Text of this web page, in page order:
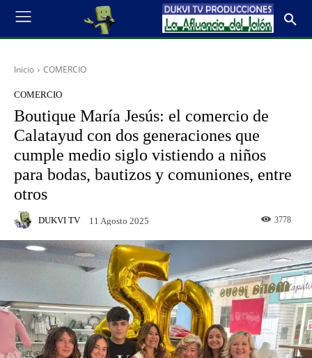
Inicio COMERCIO
COMERCIO
Boutique María Jesús: el comercio de
Calatayud con dos generaciones que
cumple medio siglo vistiendo a niños
para bodas, bautizos y comuniones, entre
otros
DUKVI TV 11 Agosto 2025 3778